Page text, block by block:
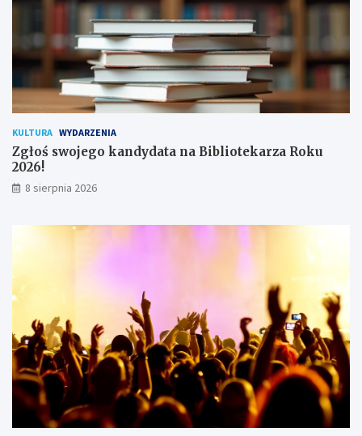
o
n
i
ó
w
KULTURA WYDARZENIA
Zgłoś swojego kandydata na Bibliotekarza Roku
2026!
8 sierpnia 2026